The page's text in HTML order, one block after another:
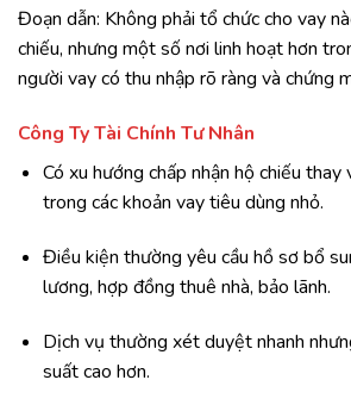
Đoạn dẫn: Không phải tổ chức cho vay
chiếu, nhưng một số nơi linh hoạt hơn
người vay có thu nhập rõ ràng và chứng
Công Ty Tài Chính Tư Nhân
Có xu hướng chấp nhận hộ chiếu thay
trong các khoản vay tiêu dùng nhỏ.
Điều kiện thường yêu cầu hồ sơ bổ
lương, hợp đồng thuê nhà, bảo lãnh.
Dịch vụ thường xét duyệt nhanh
suất cao hơn.